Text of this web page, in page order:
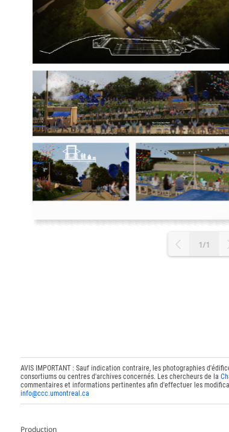
1/1
AVIS IMPORTANT : Sauf indication contraire, les photographies
consortiums ou centres d'archives concernés. Les chercheurs de la
commentaires et informations pertinentes afin d'effectuer les
info@ccc.umontreal.ca
Production